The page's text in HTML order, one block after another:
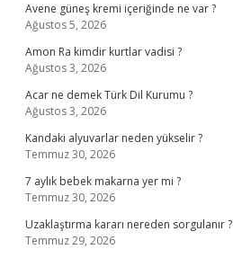
Avene güneş kremi içeriğinde ne var ?
Ağustos 5, 2026
Amon Ra kimdir kurtlar vadisi ?
Ağustos 3, 2026
Acar ne demek Türk Dil Kurumu ?
Ağustos 3, 2026
Kandaki alyuvarlar neden yükselir ?
Temmuz 30, 2026
7 aylık bebek makarna yer mi ?
Temmuz 30, 2026
Uzaklaştırma kararı nereden sorgulanır ?
Temmuz 29, 2026